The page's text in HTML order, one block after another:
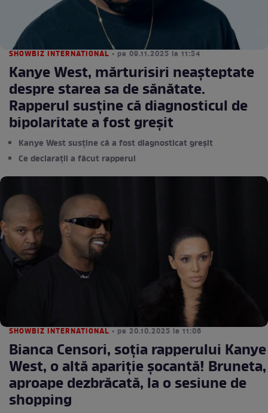
SHOWBIZ INTERNATIONAL • pe 09.11.2025 la 11:54
Kanye West, mărturisiri neașteptate
despre starea sa de sănătate.
Rapperul susține că diagnosticul de
bipolaritate a fost greșit
Kanye West susține că a fost diagnosticat greșit
Ce declarații a făcut rapperul
SHOWBIZ INTERNATIONAL • pe 20.10.2025 la 11:06
Bianca Censori, soția rapperului Kanye
West, o altă apariție șocantă! Bruneta,
aproape dezbrăcată, la o sesiune de
shopping